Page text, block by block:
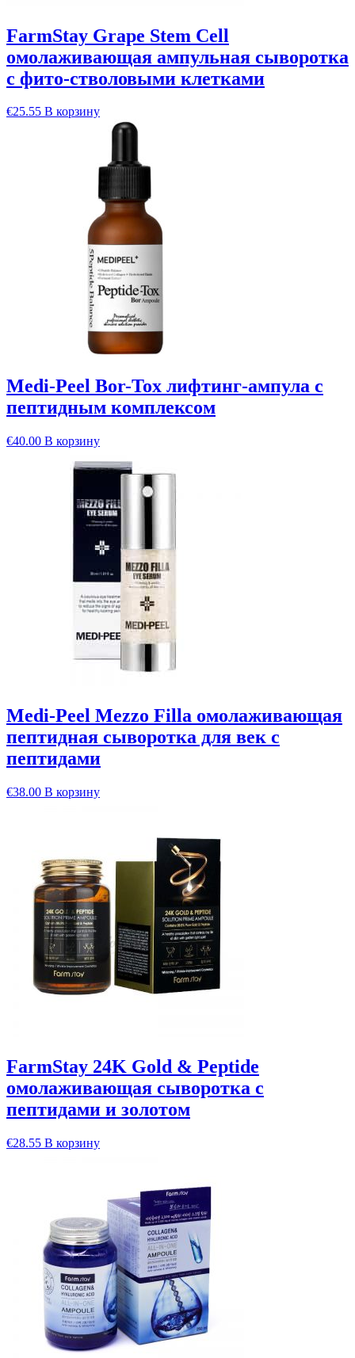
FarmStay Grape Stem Cell
омолаживающая ампульная сыворотка
с фито-стволовыми клетками
€25.55 В корзину
Medi-Peel Bor-Tox лифтинг-ампула с
пептидным комплексом
€40.00 В корзину
Medi-Peel Mezzo Filla омолаживающая
пептидная сыворотка для век с
пептидами
€38.00 В корзину
FarmStay 24K Gold & Peptide
омолаживающая сыворотка с
пептидами и золотом
€28.55 В корзину